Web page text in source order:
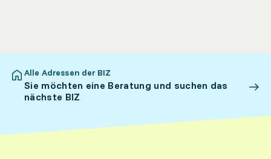
Alle Adressen der BIZ
Sie möchten eine Beratung und suchen das
nächste BIZ